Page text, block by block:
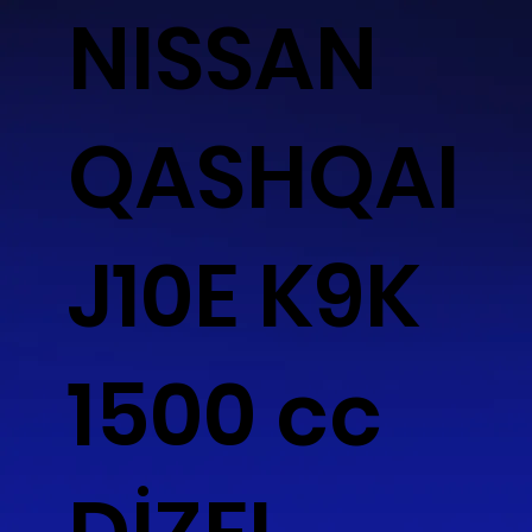
NISSAN
QASHQAI
J10E K9K
1500 cc